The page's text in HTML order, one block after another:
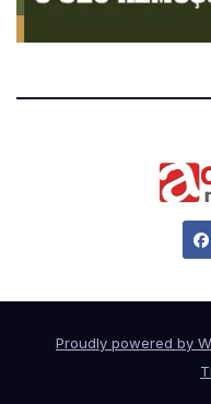
Proudly powered by